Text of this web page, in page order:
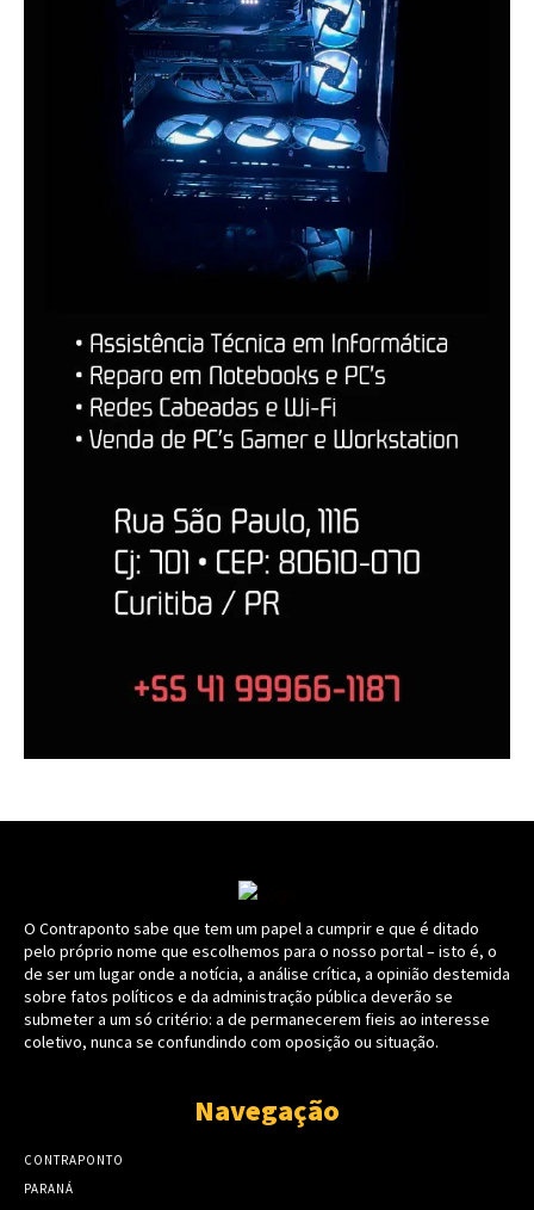
O Contraponto sabe que tem um papel a cumprir e que é ditado
pelo próprio nome que escolhemos para o nosso portal – isto é, o
de ser um lugar onde a notícia, a análise crítica, a opinião destemida
sobre fatos políticos e da administração pública deverão se
submeter a um só critério: a de permanecerem fieis ao interesse
coletivo, nunca se confundindo com oposição ou situação.
Navegação
CONTRAPONTO
PARANÁ